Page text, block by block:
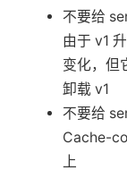
不要给
由于 v1
变化，但
卸载 v1
不要给
Cache-
上